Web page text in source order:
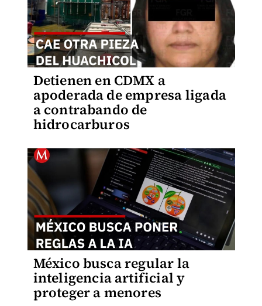
Detienen en CDMX a
apoderada de empresa ligada
a contrabando de
hidrocarburos
México busca regular la
inteligencia artificial y
proteger a menores